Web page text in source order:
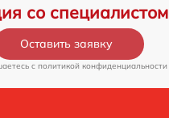
со специалистом
Оставить заявку
c политикой конфиденциальности